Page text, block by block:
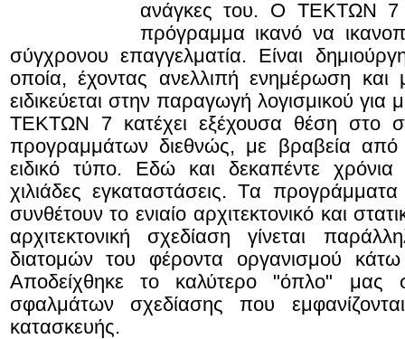
ανάγκες του. Ο ΤΕΚΤΩΝ 7
πρόγραμμα ικανό να
σύγχρονου επαγγελματία. Είναι
οποία, έχοντας ανελλιπή ενημέρωση και
ειδικεύεται στην παραγωγή λογισμικού
ΤΕΚΤΩΝ 7 κατέχει εξέχουσα θέση στο
προγραμμάτων διεθνώς, με βραβεία από
ειδικό τύπο. Εδώ και δεκαπέντε χρόνια
χιλιάδες εγκαταστάσεις. Tα
συνθέτουν το ενιαίο αρχιτεκτονικό και
αρχιτεκτονική σχεδίαση γίνεται
διατομών του φέροντα οργανισμού
Αποδείχθηκε το καλύτερο "όπλο" μας
σφαλμάτων σχεδίασης που
κατασκευής.